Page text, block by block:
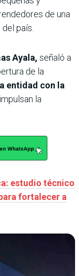
de una
país.
Ayala, señaló a
de la
entidad con la
la
estudio técnico
fortalecer a